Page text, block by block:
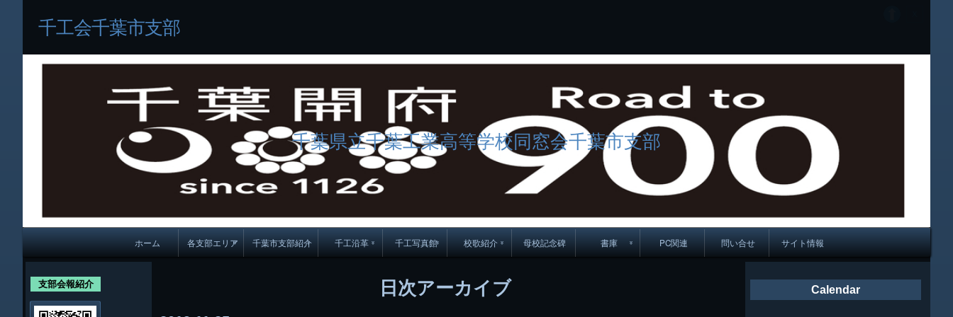
ツ
プ
2
2
8
千工会千葉市支部
千葉県立千葉工業高等学校同窓会千葉市支部
メ
イ
ン
ナ
ホーム 各支部エリア 千葉市支部紹介 千工沿革
生実移転の歴史
千工写真館
歴代校長
校歌紹介
校歌
母校記念碑 書庫 PC関連 問い合せ サイト情報
日次アーカイブ Calendar
支部会報紹介